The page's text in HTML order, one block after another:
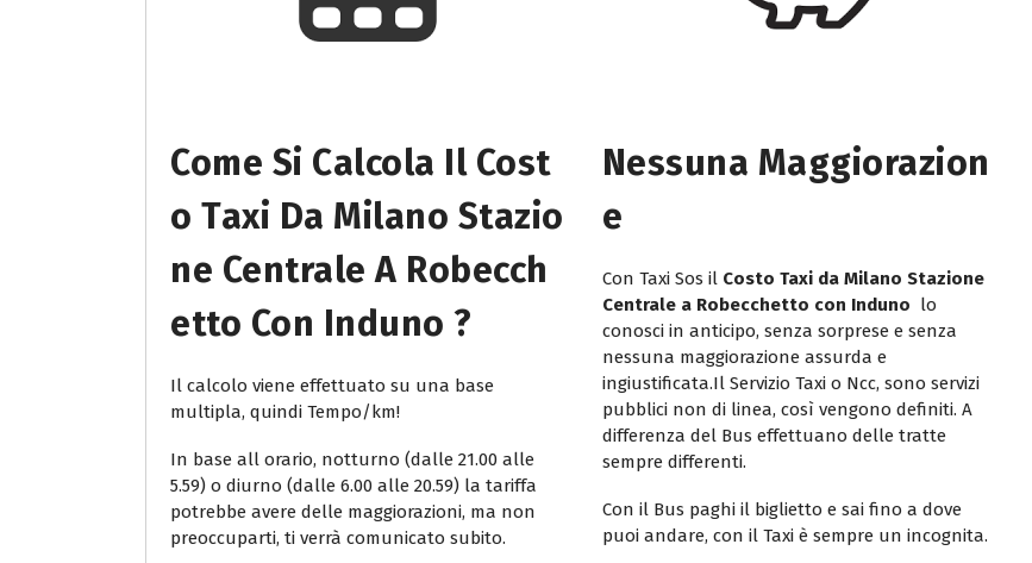
Come Si Calcola Il Cost
O Taxi Da Milano Stazio
Ne Centrale A Robecch
Etto Con Induno ?
Il calcolo viene effettuato su una base
multipla, quindi Tempo/km!
In base all orario, notturno (dalle 21.00 alle
5.59) o diurno (dalle 6.00 alle 20.59) la tariffa
potrebbe avere delle maggiorazioni, ma non
preoccuparti, ti verrà comunicato subito.
Nessuna Maggiorazion
E
Con Taxi Sos il Costo Taxi da Milano Stazione
Centrale a Robecchetto con Induno lo
conosci in anticipo, senza sorprese e senza
nessuna maggiorazione assurda e
ingiustificata.Il Servizio Taxi o Ncc, sono servizi
pubblici non di linea, così vengono definiti. A
differenza del Bus effettuano delle tratte
sempre differenti.
Con il Bus paghi il biglietto e sai fino a dove
puoi andare, con il Taxi è sempre un incognita.